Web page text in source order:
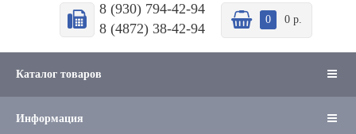
8 (930) 794-42-94
8 (4872) 38-42-94
0 0 р.
Каталог товаров
Информация